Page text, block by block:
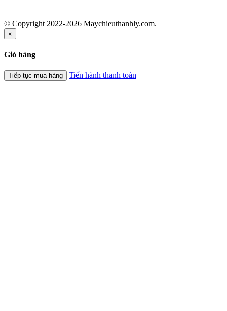
© Copyright 2022-2026 Maychieuthanhly.com.
×
Giỏ hàng
Tiếp tục mua hàng Tiến hành thanh toán